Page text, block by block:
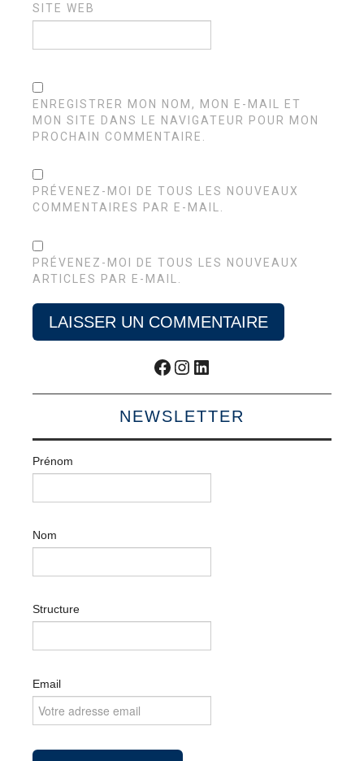
SITE WEB
ENREGISTRER MON NOM, MON E-MAIL ET
MON SITE DANS LE NAVIGATEUR POUR MON
PROCHAIN COMMENTAIRE.
PRÉVENEZ-MOI DE TOUS LES NOUVEAUX
COMMENTAIRES PAR E-MAIL.
PRÉVENEZ-MOI DE TOUS LES NOUVEAUX
ARTICLES PAR E-MAIL.
Facebook
Instagram
LinkedIn
NEWSLETTER
Prénom
Nom
Structure
Email